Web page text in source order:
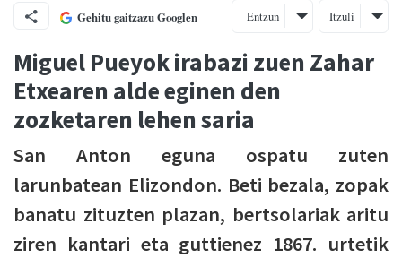
Gehitu gaitzazu Googlen Entzun Itzuli
Miguel Pueyok irabazi zuen Zahar
Etxearen alde eginen den
zozketaren lehen saria
San Anton eguna ospatu zuten
larunbatean Elizondon. Beti bezala, zopak
banatu zituzten plazan, bertsolariak aritu
ziren kantari eta guttienez 1867. urtetik